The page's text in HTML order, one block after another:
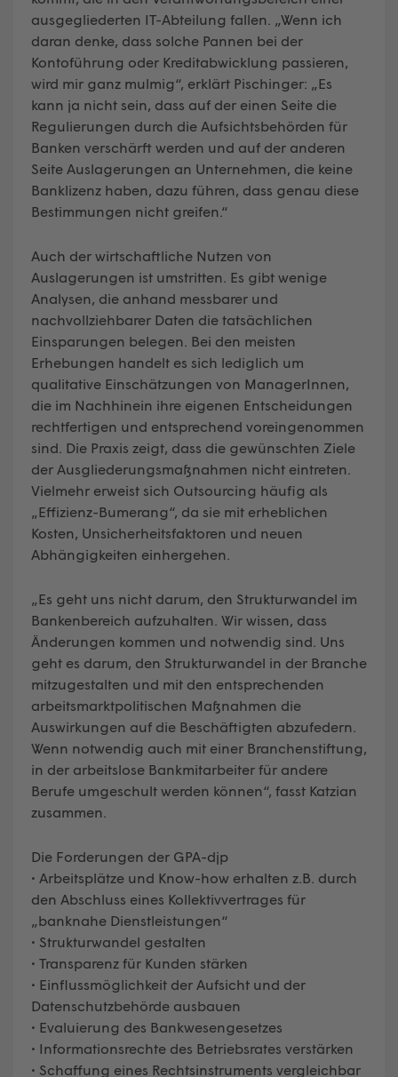
ausgegliederten IT-Abteilung fallen. „Wenn ich
daran denke, dass solche Pannen bei der
Kontoführung oder Kreditabwicklung passieren,
wird mir ganz mulmig“, erklärt Pischinger: „Es
kann ja nicht sein, dass auf der einen Seite die
Regulierungen durch die Aufsichtsbehörden für
Banken verschärft werden und auf der anderen
Seite Auslagerungen an Unternehmen, die keine
Banklizenz haben, dazu führen, dass genau diese
Bestimmungen nicht greifen.“
Auch der wirtschaftliche Nutzen von
Auslagerungen ist umstritten. Es gibt wenige
Analysen, die anhand messbarer und
nachvollziehbarer Daten die tatsächlichen
Einsparungen belegen. Bei den meisten
Erhebungen handelt es sich lediglich um
qualitative Einschätzungen von ManagerInnen,
die im Nachhinein ihre eigenen Entscheidungen
rechtfertigen und entsprechend voreingenommen
sind. Die Praxis zeigt, dass die gewünschten Ziele
der Ausgliederungsmaßnahmen nicht eintreten.
Vielmehr erweist sich Outsourcing häufig als
„Effizienz-Bumerang“, da sie mit erheblichen
Kosten, Unsicherheitsfaktoren und neuen
Abhängigkeiten einhergehen.
„Es geht uns nicht darum, den Strukturwandel im
Bankenbereich aufzuhalten. Wir wissen, dass
Änderungen kommen und notwendig sind. Uns
geht es darum, den Strukturwandel in der Branche
mitzugestalten und mit den entsprechenden
arbeitsmarktpolitischen Maßnahmen die
Auswirkungen auf die Beschäftigten abzufedern.
Wenn notwendig auch mit einer Branchenstiftung,
in der arbeitslose Bankmitarbeiter für andere
Berufe umgeschult werden können“, fasst Katzian
zusammen.
Die Forderungen der GPA-djp
• Arbeitsplätze und Know-how erhalten z.B. durch
den Abschluss eines Kollektivvertrages für
„banknahe Dienstleistungen“
• Strukturwandel gestalten
• Transparenz für Kunden stärken
• Einflussmöglichkeit der Aufsicht und der
Datenschutzbehörde ausbauen
• Evaluierung des Bankwesengesetzes
• Informationsrechte des Betriebsrates verstärken
• Schaffung eines Rechtsinstruments vergleichbar